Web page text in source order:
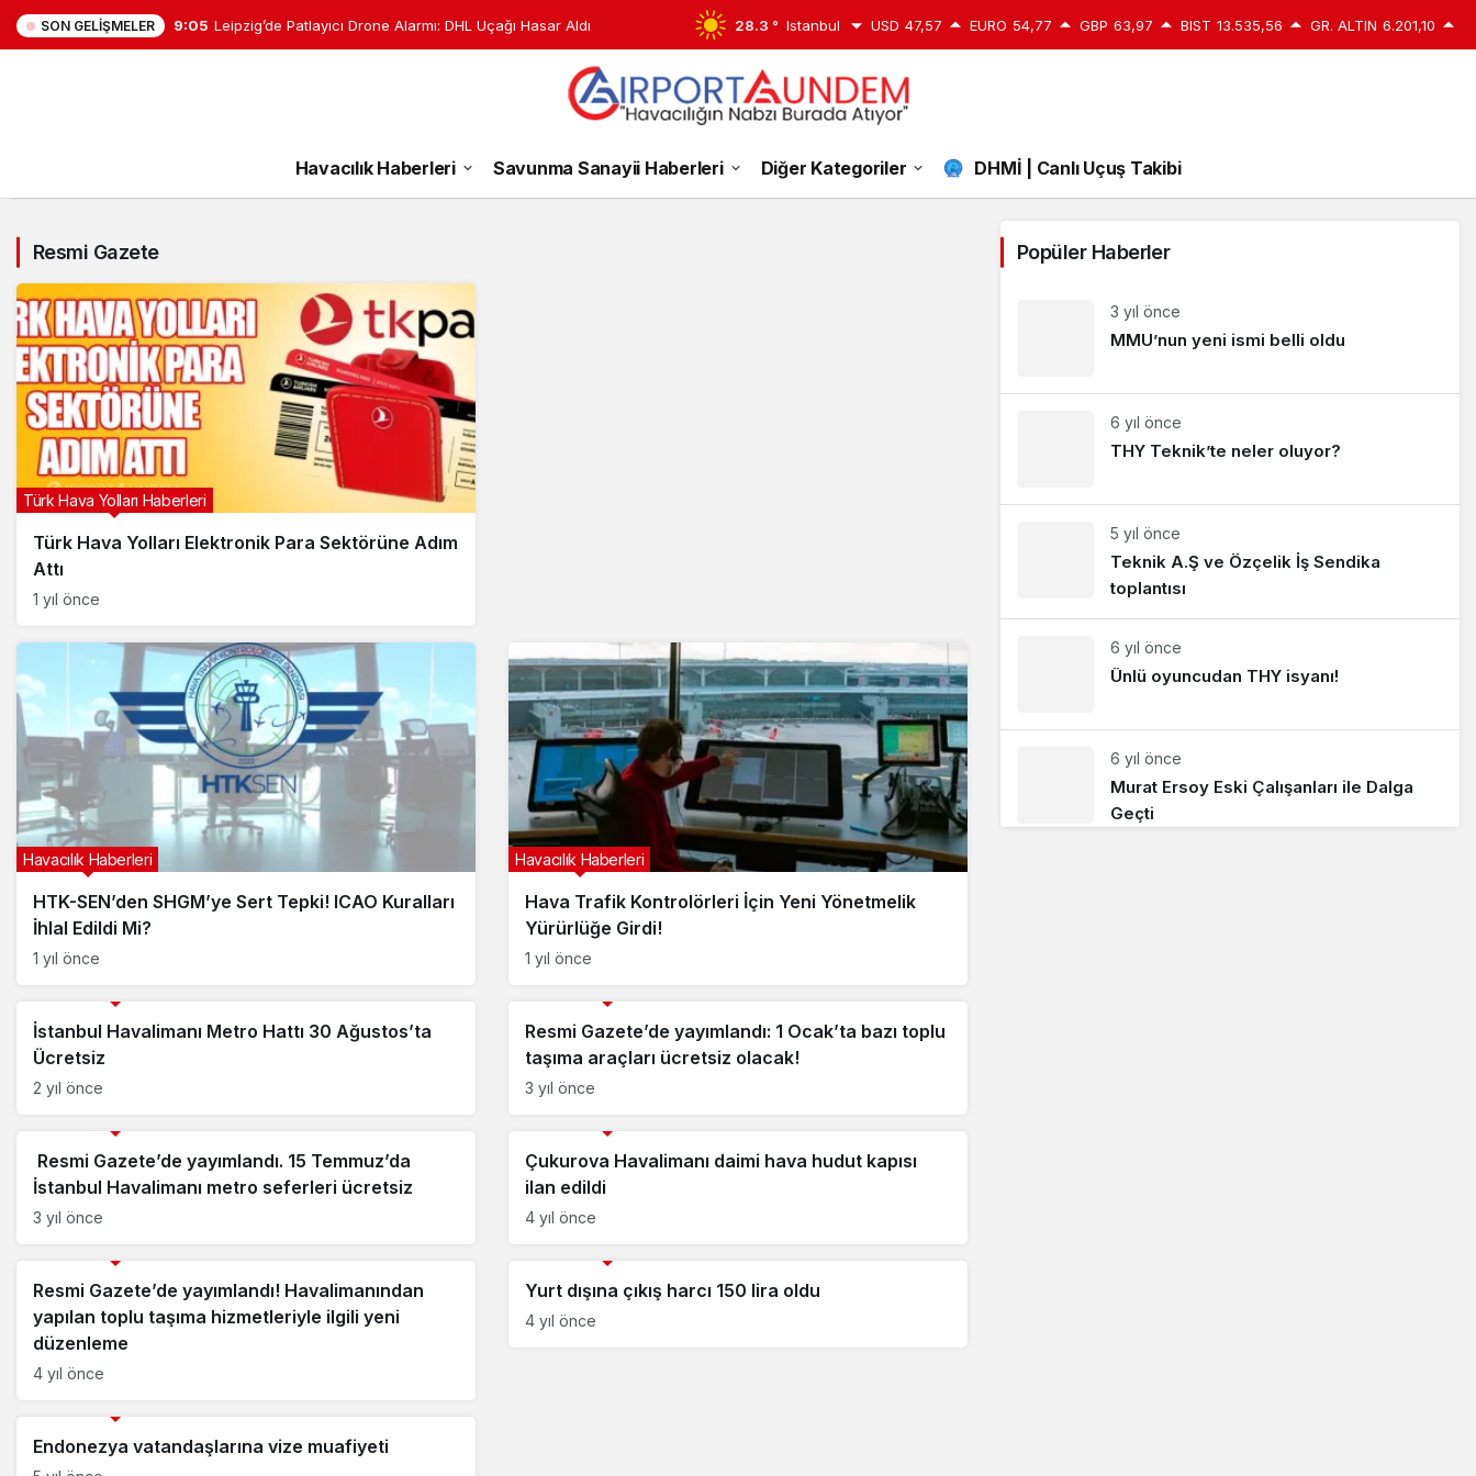
SON GELIŞMELER 9:05 Leipzig’de Patlayıcı Drone Alarmı: DHL Uçağı Hasar Aldı 28.3 ° Istanbul USD 47,57 EURO 54,77 GBP 63,97 BIST 13.535,56 GR. ALTIN 6.201,10
Resmi
Gazete
Havacılık Haberleri Savunma Sanayii Haberleri Diğer Kategoriler DHMİ | Canlı Uçuş Takibi
Resmi Gazete
Türk Hava Yolları Elektronik Para Sektörüne Adım
Attı
Türk Hava Yolları Haberleri
1 yıl önce
HTK-SEN’den SHGM’ye Sert Tepki! ICAO Kuralları
İhlal Edildi Mi?
Havacılık Haberleri
1 yıl önce
Hava Trafik Kontrolörleri İçin Yeni Yönetmelik
Yürürlüğe Girdi!
Havacılık Haberleri
1 yıl önce
İstanbul Havalimanı Metro Hattı 30 Ağustos’ta
Ücretsiz
2 yıl önce
Resmi Gazete’de yayımlandı: 1 Ocak’ta bazı toplu
taşıma araçları ücretsiz olacak!
3 yıl önce
Resmi Gazete’de yayımlandı. 15 Temmuz’da
İstanbul Havalimanı metro seferleri ücretsiz
3 yıl önce
Çukurova Havalimanı daimi hava hudut kapısı
ilan edildi
4 yıl önce
Resmi Gazete’de yayımlandı! Havalimanından
yapılan toplu taşıma hizmetleriyle ilgili yeni
düzenleme
4 yıl önce
Yurt dışına çıkış harcı 150 lira oldu
4 yıl önce
Endonezya vatandaşlarına vize muafiyeti
Popüler Haberler
3 yıl önce
MMU’nun yeni ismi belli oldu
6 yıl önce
THY Teknik’te neler oluyor?
5 yıl önce
Teknik A.Ş ve Özçelik İş Sendika
toplantısı
6 yıl önce
Ünlü oyuncudan THY isyanı!
6 yıl önce
Murat Ersoy Eski Çalışanları ile Dalga
Geçti